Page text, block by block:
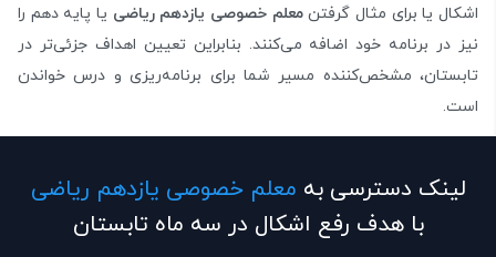
اشکال یا برای مثال گرفتنمعلم خصوصی یازدهم ریاضی یا پایه دهم را
نیز در برنامه خود اضافه می‌کنند. بنابراین تعیین اهداف جزئی‌تر در
تابستان،‌ مشخص‌کننده مسیر شما برای برنامه‌ریزی و درس خواندن
است.
لینک دسترسی به معلم خصوصی یازدهم ریاضی
با هدف رفع اشکال در سه ماه تابستان